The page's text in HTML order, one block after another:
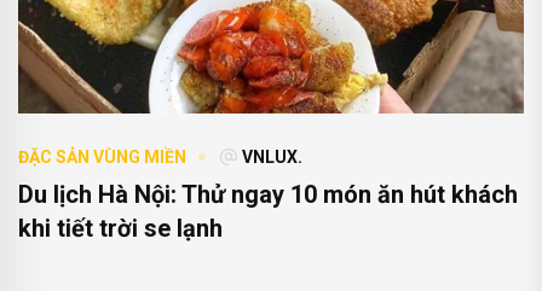
ĐẶC SẢN VÙNG MIỀN VNLUX.
Du lịch Hà Nội: Thử ngay 10 món ăn hút khách
khi tiết trời se lạnh